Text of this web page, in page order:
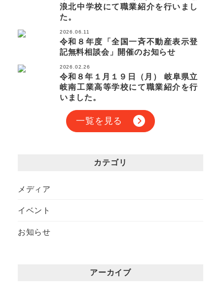
浪北中学校にて職業紹介を行いまし
た。
2026.06.11
令和８年度「全国一斉不動産表示登
記無料相談会」開催のお知らせ
2026.02.26
令和８年１月１９日（月） 岐阜県立
岐南工業高等学校にて職業紹介を行
いました。
一覧を見る
カテゴリ
メディア
イベント
お知らせ
アーカイブ